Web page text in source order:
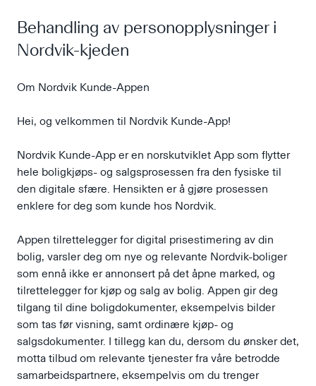
Behandling av personopplysninger i
Nordvik-kjeden
Om Nordvik Kunde-Appen
Hei, og velkommen til Nordvik Kunde-App!
Nordvik Kunde-App er en norskutviklet App som flytter
hele boligkjøps- og salgsprosessen fra den fysiske til
den digitale sfære. Hensikten er å gjøre prosessen
enklere for deg som kunde hos Nordvik.
Appen tilrettelegger for digital prisestimering av din
bolig, varsler deg om nye og relevante Nordvik-boliger
som ennå ikke er annonsert på det åpne marked, og
tilrettelegger for kjøp og salg av bolig. Appen gir deg
tilgang til dine boligdokumenter, eksempelvis bilder
som tas før visning, samt ordinære kjøp- og
salgsdokumenter. I tillegg kan du, dersom du ønsker det,
motta tilbud om relevante tjenester fra våre betrodde
samarbeidspartnere, eksempelvis om du trenger